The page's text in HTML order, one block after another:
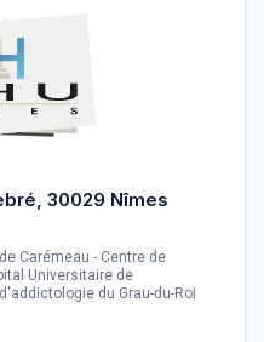
30029 Nîmes
Carémeau - Centre de
Universitaire de
du Grau-du-Roi